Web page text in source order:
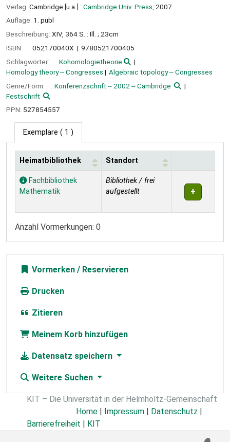
Verlag: Cambridge [u.a.] : Cambridge Univ. Press, 2007
Auflage: 1. publ
Beschreibung: XIV, 364 S. : Ill. ; 23cm
ISBN:
052170040X
9780521700405
Schlagwörter:
Kohomologietheorie
Homology theory -- Congresses
Algebraic topology -- Congresses
Genre/Form:
Konferenzschrift -- 2002 -- Cambridge
Festschrift
PPN: 527854557
Exemplare ( 1 )
Exemplare
Heimatbibliothek Standort
Fachbibliothek
Mathematik
Bibliothek / frei
aufgestellt
Anzahl Vormerkungen: 0
Vormerken
Drucken
Zitieren
Meinem Korb hinzufügen
Datensatz speichern
Weitere Suchen
KIT – Die Universität in der Helmholtz-Gemeinschaft
Home | Impressum | Datenschutz |
Barrierefreiheit | KIT